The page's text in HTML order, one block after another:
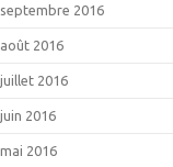
septembre 2016
août 2016
juillet 2016
juin 2016
mai 2016